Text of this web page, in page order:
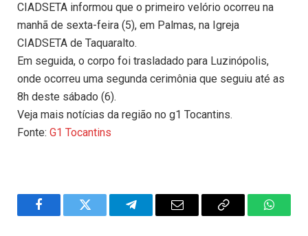
CIADSETA informou que o primeiro velório ocorreu na
manhã de sexta-feira (5), em Palmas, na Igreja
CIADSETA de Taquaralto.
Em seguida, o corpo foi trasladado para Luzinópolis,
onde ocorreu uma segunda cerimônia que seguiu até as
8h deste sábado (6).
Veja mais notícias da região no g1 Tocantins.
Fonte: G1 Tocantins
FacebookTwitter TelegramEmail
Copy